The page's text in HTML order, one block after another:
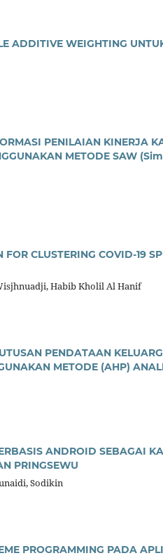
ADDITIVE WEIGHTING
PENILAIAN KINERJA
METODE SAW
CLUSTERING COVID-19
Habib Kholil Al Hanif
PENDATAAN
METODE (AHP)
ANDROID SEBAGAI
PRINGSEWU
Sodikin
PROGRAMMING PADA